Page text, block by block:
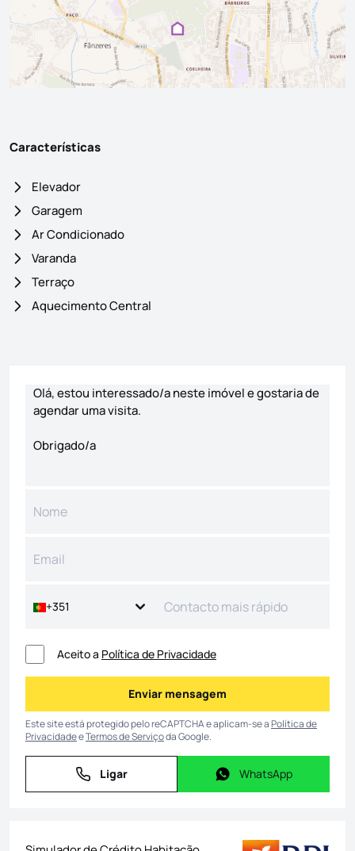
Características
Elevador
Garagem
Ar Condicionado
Varanda
Terraço
Aquecimento Central
+351
Aceito a Política de Privacidade
Enviar mensagem
Enviar mensagem
Este site está protegido pelo reCAPTCHA e aplicam-se aPolítica de
PrivacidadeeTermos de Serviçoda Google.
Ligar
Ligar WhatsApp
WhatsApp